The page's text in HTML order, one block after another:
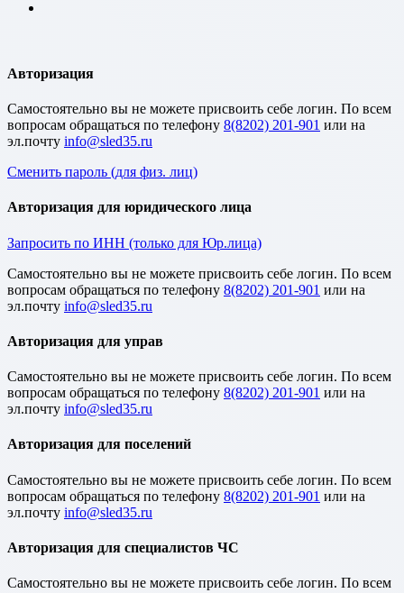
Авторизация
Cамостоятельно вы не можете присвоить себе логин. По всем
вопросам обращаться по телефону 8(8202) 201-901 или на
эл.почту
Сменить пароль (для физ. лиц)
Авторизация для юридического лица
Запросить по ИНН (только для Юр.лица)
Cамостоятельно вы не можете присвоить себе логин. По всем
вопросам обращаться по телефону 8(8202) 201-901 или на
эл.почту
Авторизация для управ
Cамостоятельно вы не можете присвоить себе логин. По всем
вопросам обращаться по телефону 8(8202) 201-901 или на
эл.почту
Авторизация для поселений
Cамостоятельно вы не можете присвоить себе логин. По всем
вопросам обращаться по телефону 8(8202) 201-901 или на
эл.почту
Авторизация для специалистов ЧС
Cамостоятельно вы не можете присвоить себе логин. По всем